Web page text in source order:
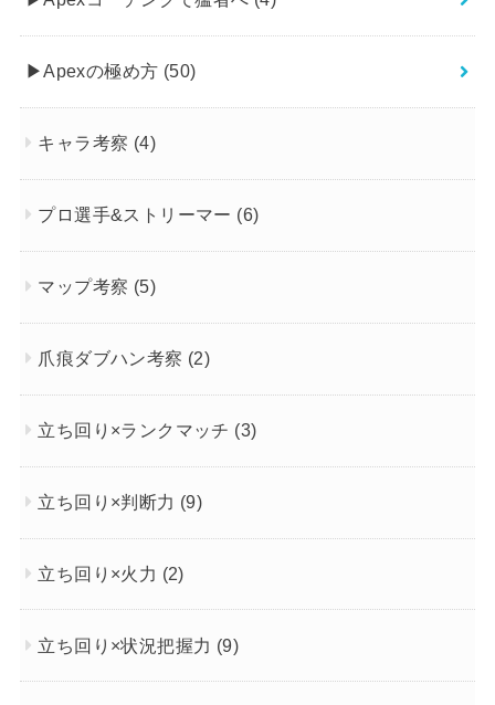
▶︎Apexの極め方 (50)
キャラ考察 (4)
プロ選手&ストリーマー (6)
マップ考察 (5)
爪痕ダブハン考察 (2)
立ち回り×ランクマッチ (3)
立ち回り×判断力 (9)
立ち回り×火力 (2)
立ち回り×状況把握力 (9)